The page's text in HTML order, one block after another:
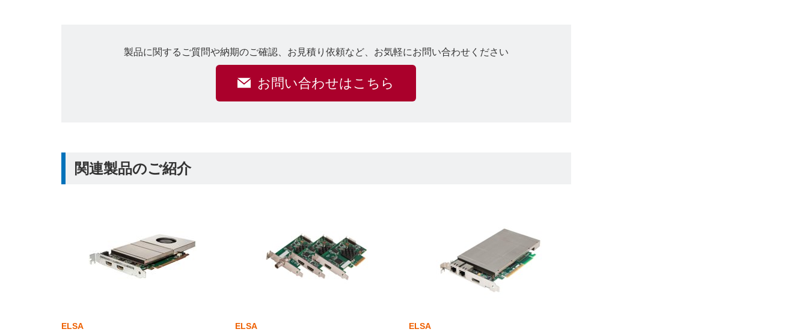
製品に関するご質問や納期のご確認、お見積り依頼など、お気軽にお問い合わせください
お問い合わせはこちら
関連製品のご紹介
ELSA ELSA ELSA